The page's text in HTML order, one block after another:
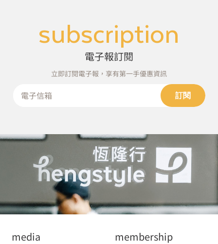
subscription
電子報訂閱
立即訂閱電子報，享有第一手優惠資訊
訂閱
media membership